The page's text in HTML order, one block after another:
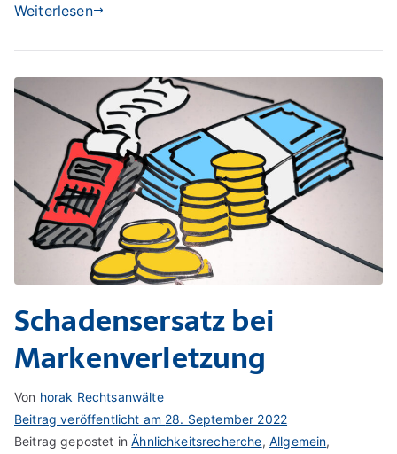
Weiterlesen
Schadensersatz bei
Markenverletzung
Von horak Rechtsanwälte
Beitrag veröffentlicht am 28. September 2022
Beitrag gepostet inÄhnlichkeitsrecherche, Allgemein,